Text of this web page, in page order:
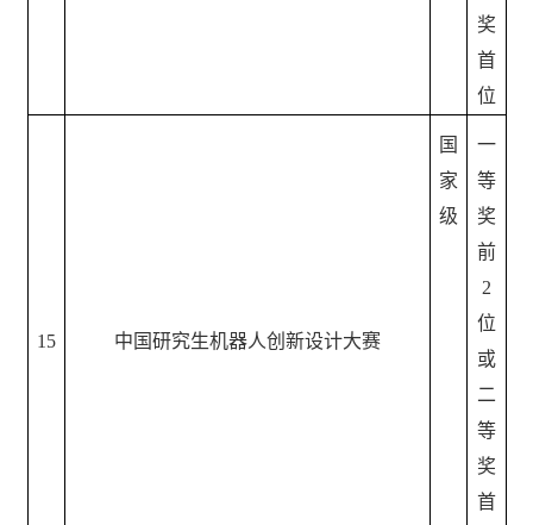
奖
首
位
15 中国研究生机器人创新设计大赛
国
家
级
一
等
奖
前
2
位
或
二
等
奖
首